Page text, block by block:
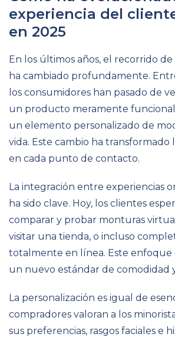
experiencia del
en 2025
En los últimos años, el recorrido
ha cambiado profundamente.
los consumidores han pasado de
un producto meramente funcional
un elemento personalizado de
vida. Este cambio ha transformado
en cada punto de contacto.
La integración entre experiencias
ha sido clave. Hoy, los clientes
comparar y probar monturas
visitar una tienda, o incluso
totalmente en línea. Este enfoque
un nuevo estándar de comodidad
La personalización es igual de
compradores valoran a los
sus preferencias, rasgos faciales e